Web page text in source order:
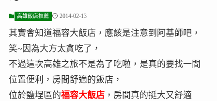
高雄飯店推薦 2014-02-13
其實會知道福容大飯店，應該是注意到阿基師吧，
笑~因為大方太貪吃了，
不過這次高雄之旅不是為了吃啦，是真的要找一間
位置便利，房間舒適的飯店，
位於鹽埕區的福容大飯店，房間真的挺大又舒適